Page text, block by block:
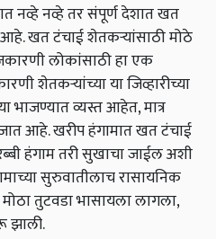
नव्हे नव्हे तर संपूर्ण देशात खत
आहे. खत टंचाई शेतकऱ्यांसाठी मोठे
लोकांसाठी हा एक
शेतकऱ्यांच्या या जिव्हारीच्या
भाजण्यात व्यस्त आहेत, मात्र
आहे. खरीप हंगामात खत टंचाई
हंगाम तरी सुखाचा जाईल अशी
सुरुवातीलाच रासायनिक
तुटवडा भासायला लागला,
झाली.